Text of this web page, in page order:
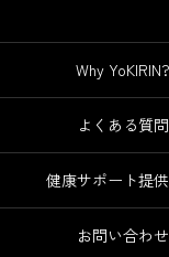
Why YoKIRIN?
よくある質問
健康サポート提
お問い合わせ